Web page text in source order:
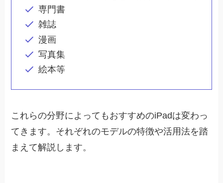
専門書
雑誌
漫画
写真集
絵本等
これらの分野によってもおすすめのiPadは変わっ
てきます。それぞれのモデルの特徴や活用法を踏
まえて解説します。